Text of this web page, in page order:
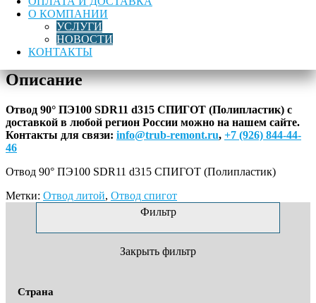
О КОМПАНИИ
УСЛУГИ
НОВОСТИ
КОНТАКТЫ
Отвод
SDR11
СПИГОТ
В корзину
Лучшая цена
Описание
Отвод 90° ПЭ100 SDR11 d315 СПИГОТ (Полипластик) с
доставкой в любой регион России можно на нашем сайте.
Контакты для связи: info@trub-remont.ru, +7 (926) 844-44-
46
Отвод 90° ПЭ100 SDR11 d315 СПИГОТ (Полипластик)
Метки: Отвод литой, Отвод спигот
Фильтр
Закрыть фильтр
Страна